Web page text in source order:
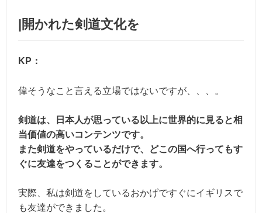
|開かれた剣道文化を
KP：
偉そうなこと言える立場ではないですが、、、。
剣道は、日本人が思っている以上に世界的に見ると相
当価値の高いコンテンツです。
また剣道をやっているだけで、どこの国へ行ってもす
ぐに友達をつくることができます。
実際、私は剣道をしているおかげですぐにイギリスで
も友達ができました。